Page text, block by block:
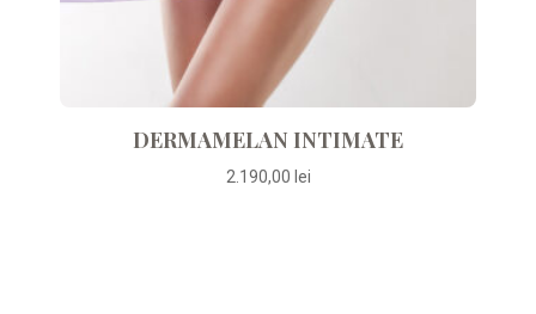
DERMAMELAN INTIMATE
2.190,00 lei